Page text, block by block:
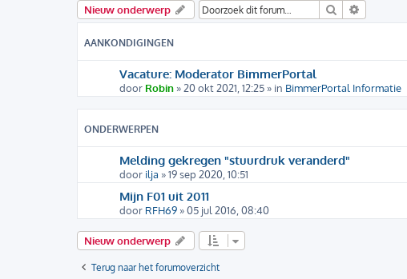
Nieuw onderwerp Zoek
AANKONDIGINGEN
Vacature: Moderator BimmerPortal
door Robin » 20 okt 2021, 12:25 » in BimmerPortal Informatie
ONDERWERPEN
Melding gekregen "stuurdruk veranderd"
door ilja » 19 sep 2020, 10:51
Mijn F01 uit 2011
door RFH69 » 05 jul 2016, 08:40
Nieuw onderwerp
Terug naar het forumoverzicht